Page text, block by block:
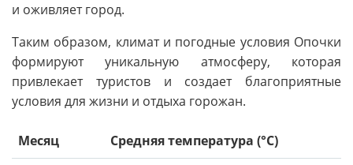
и оживляет город.
Таким образом, климат и погодные условия Опочки
формируют уникальную атмосферу, которая
привлекает туристов и создает благоприятные
условия для жизни и отдыха горожан.
Месяц
Средняя температура (°C)